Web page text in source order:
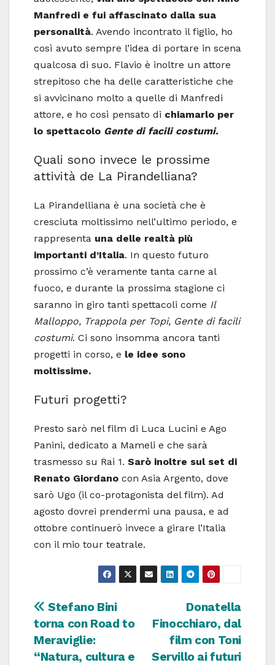
Manfredi e fui affascinato dalla sua
personalità. Avendo incontrato il figlio, ho
così avuto sempre l’idea di portare in scena
qualcosa di suo. Flavio è inoltre un attore
strepitoso che ha delle caratteristiche che
si avvicinano molto a quelle di Manfredi
attore, e ho così pensato di chiamarlo per
lo spettacolo Gente di facili costumi.
Quali sono invece le prossime
attività de La Pirandelliana?
La Pirandelliana è una società che è
cresciuta moltissimo nell’ultimo periodo, e
rappresenta una delle realtà più
importanti d’Italia. In questo futuro
prossimo c’è veramente tanta carne al
fuoco, e durante la prossima stagione ci
saranno in giro tanti spettacoli come Il
Malloppo, Trappola per Topi, Gente di facili
costumi. Ci sono insomma ancora tanti
progetti in corso, e le idee sono
moltissime.
Futuri progetti?
Presto sarò nel film di Luca Lucini e Ago
Panini, dedicato a Mameli e che sarà
trasmesso su Rai 1. Sarò inoltre sul set di
Renato Giordano con Asia Argento, dove
sarò Ugo (il co-protagonista del film). Ad
agosto dovrei prendermi una pausa, e ad
ottobre continuerò invece a girare l’Italia
con il mio tour teatrale.
Navigazione
articoli
Donatella
Finocchiaro, dal
film con Toni
Servillo ai futuri
Stefano Bini
torna con Road to
Meraviglie:
“Natura, cultura e